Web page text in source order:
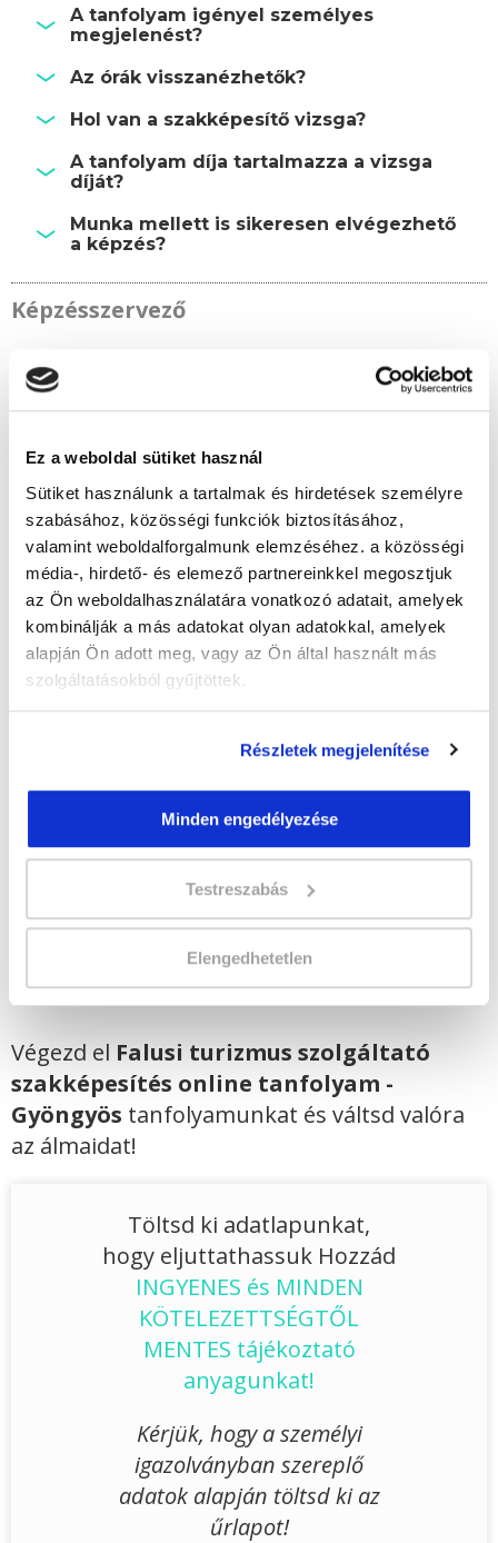
Ez a weboldal sütiket használ
Sütiket használunk a tartalmak és hirdetések személyre
szabásához, közösségi funkciók biztosításához,
valamint weboldalforgalmunk elemzéséhez. a közösségi
média-, hirdető- és elemező partnereinkkel megosztjuk
az Ön weboldalhasználatára vonatkozó adatait, amelyek
kombinálják a más adatokat olyan adatokkal, amelyek
alapján Ön adott meg, vagy az Ön által használt más
szolgáltatásokból gyűjtöttek.
Részletek megjelenítése
Minden engedélyezése
Testreszabás
Elengedhetetlen
A tanfolyam igényel személyes
megjelenést?
Az órák visszanézhetők?
Hol van a szakképesítő vizsga?
A tanfolyam díja tartalmazza a vizsga
díját?
Munka mellett is sikeresen elvégezhető
a képzés?
Képzésszervező
" B " csoport
Időtartam:2-3 hónap
Indulás időpontja:2026-09-25
hallgatónk részére ajándék Esküvőszervező
Lehet még jelentkezni?
Jelentkezem!
Végezd el Falusi turizmus szolgáltató
szakképesítés online tanfolyam -
Gyöngyös tanfolyamunkat és váltsd valóra
az álmaidat!
Töltsd ki adatlapunkat,
hogy eljuttathassuk Hozzád
INGYENES és MINDEN
KÖTELEZETTSÉGTŐL
MENTES tájékoztató
anyagunkat!
Kérjük, hogy a személyi
igazolványban szereplő
adatok alapján töltsd ki az
űrlapot!